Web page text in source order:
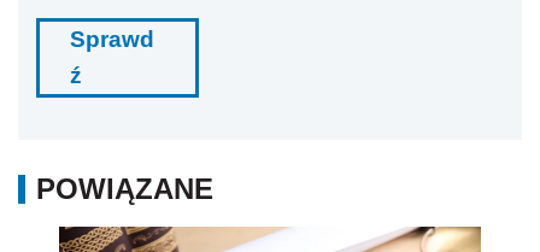
Sprawd
ź
POWIĄZANE